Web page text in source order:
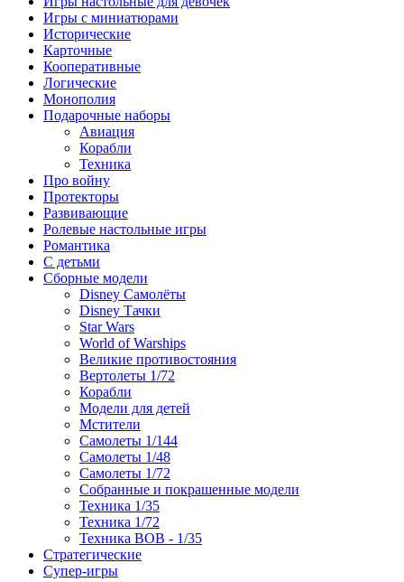
Игры с миниатюрами
Исторические
Карточные
Кооперативные
Логические
Монополия
Подарочные наборы
Авиация
Корабли
Техника
Про войну
Протекторы
Развивающие
Ролевые настольные игры
Романтика
С детьми
Сборные модели
Disney Самолёты
Disney Тачки
Star Wars
World of Warships
Великие противостояния
Вертолеты 1/72
Корабли
Модели для детей
Мстители
Самолеты 1/144
Самолеты 1/48
Самолеты 1/72
Собранные и покрашенные модели
Техника 1/35
Техника 1/72
Техника ВОВ - 1/35
Стратегические
Супер-игры